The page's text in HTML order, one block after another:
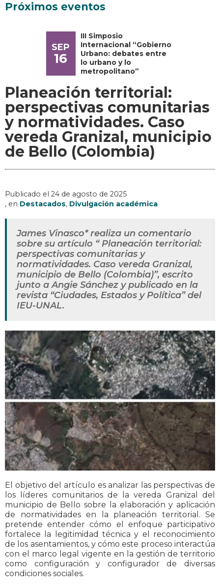
Próximos eventos
SEP
16
III Simposio
Internacional “Gobierno
Urbano: debates entre
lo urbano y lo
metropolitano”
Planeación territorial:
perspectivas comunitarias
y normatividades. Caso
vereda Granizal, municipio
de Bello (Colombia)
Publicado el 24 de agosto de 2025
, en Destacados, Divulgación académica
James Vinasco* realiza un comentario
sobre su artículo “ Planeación territorial:
perspectivas comunitarias y
normatividades. Caso vereda Granizal,
municipio de Bello (Colombia)”, escrito
junto a Angie Sánchez y publicado en la
revista “Ciudades, Estados y Política” del
IEU-UNAL.
El objetivo del artículo es analizar las perspectivas de
los líderes comunitarios de la vereda Granizal del
municipio de Bello sobre la elaboración y aplicación
de normatividades en la planeación territorial. Se
pretende entender cómo el enfoque participativo
fortalece la legitimidad técnica y el reconocimiento
de los asentamientos, y cómo este proceso interactúa
con el marco legal vigente en la gestión de territorio
como configuración y configurador de diversas
condiciones sociales.